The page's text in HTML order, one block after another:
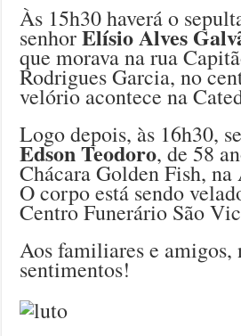
Às 15h30 haverá o
senhorElísio Alves
que morava na rua
Rodrigues Garcia, no
velório acontece na
Logo depois, às 16h30,
Edson Teodoro, de 58
Chácara Golden Fish, na
O corpo está sendo
Centro Funerário São
Aos familiares e amigos,
sentimentos!